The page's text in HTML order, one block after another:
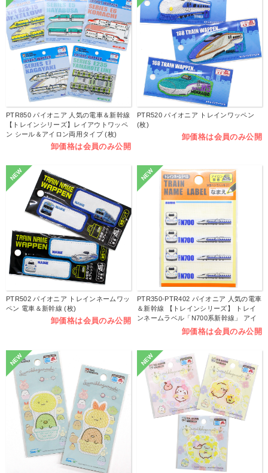
PTR850 パイオニア 人気の電車＆新幹線
【トレインシリーズ】レイアウトワッペ
ン シール＆アイロン両用タイプ (枚)
卸価格は会員のみ公開
PTR520 パイオニア トレインワッペン
(枚)
卸価格は会員のみ公開
NEW
PTR502 パイオニア トレインネームワッ
ペン 電車＆新幹線 (枚)
卸価格は会員のみ公開
NEW
PTR350-PTR402 パイオニア 人気の電車
＆新幹線 【トレインシリーズ】 トレイ
ンネームラベル「N700系新幹線」 アイ
ロン接着タイプ 油性ペンOK (枚)
卸価格は会員のみ公開
NEW NEW